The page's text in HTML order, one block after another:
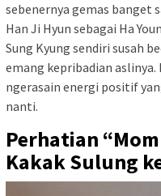
sebenernya gemas banget
Han Ji Hyun sebagai Ha
Sung Kyung sendiri susah
emang kepribadian
ngerasain energi positif
nanti.
Perhatian
Kakak Sulung